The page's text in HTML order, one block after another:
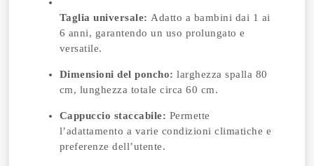
Taglia universale: Adatto a bambini dai 1 ai
6 anni, garantendo un uso prolungato e
versatile.
Dimensioni del poncho:larghezza spalla 80
cm, lunghezza totale circa 60 cm.
Cappuccio staccabile: Permette
l’adattamento a varie condizioni climatiche e
preferenze dell’utente.